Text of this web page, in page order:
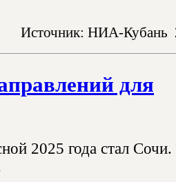
Источник: НИА-Кубань
для
2025 года стал